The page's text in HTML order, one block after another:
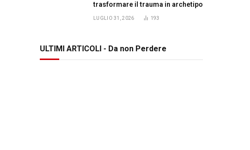
trasformare il trauma in archetipo
LUGLIO 31, 2026 193
ULTIMI ARTICOLI - Da non Perdere